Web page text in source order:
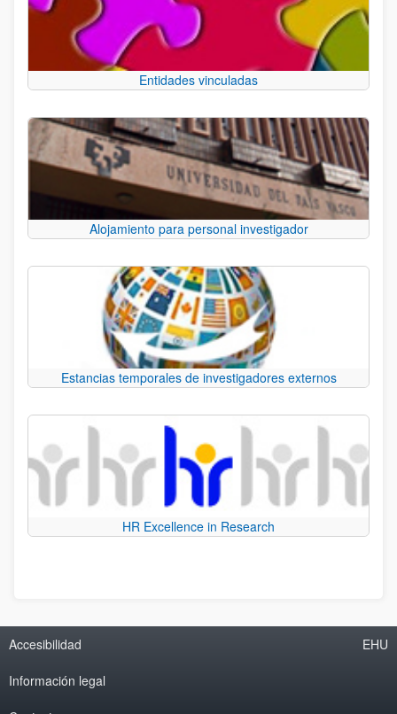
Entidades vinculadas
Alojamiento para personal investigador
Estancias temporales de investigadores externos
HR Excellence in Research
Accesibilidad
Información legal
EHU